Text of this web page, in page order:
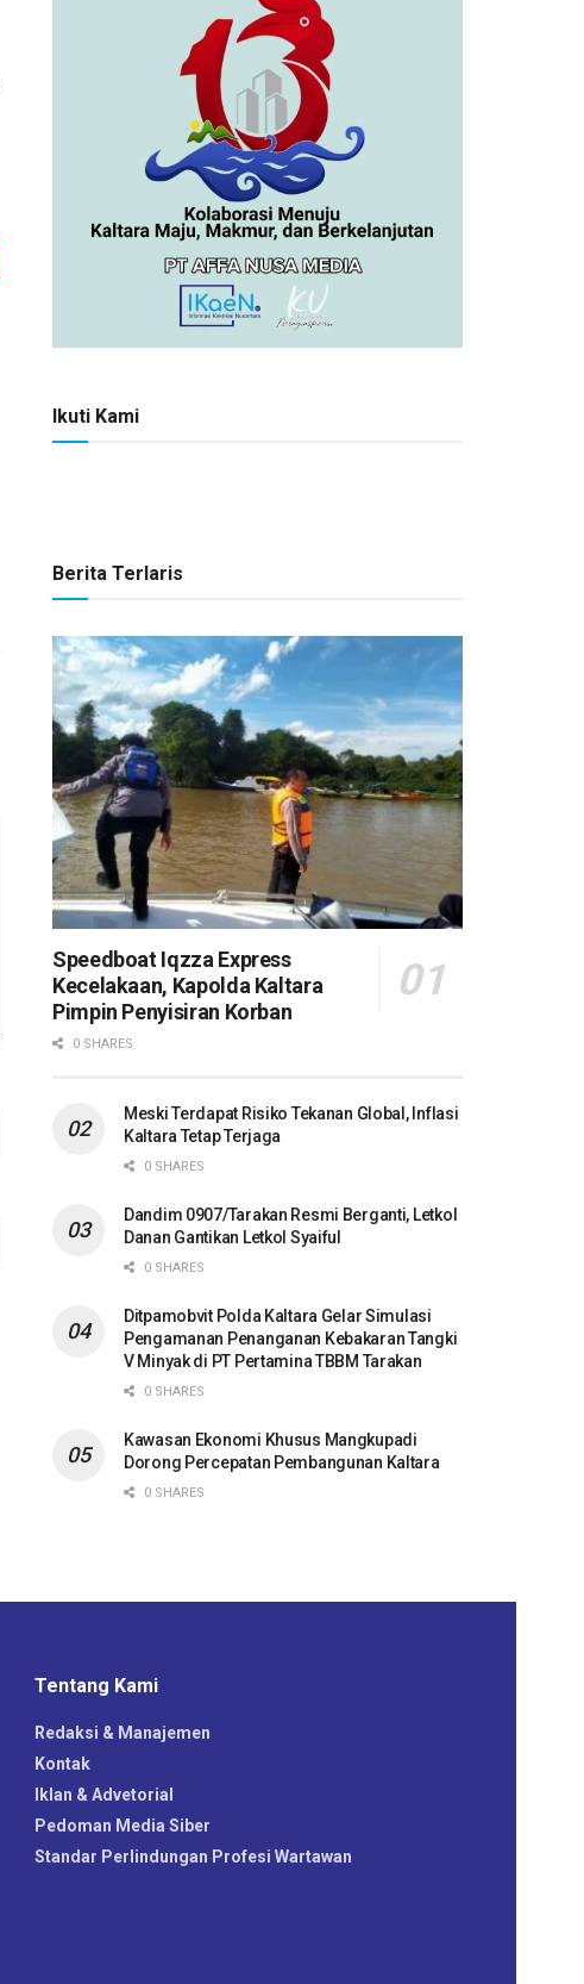
Ikuti Kami
Berita Terlaris
Speedboat Iqzza Express
Kecelakaan, Kapolda Kaltara
Pimpin Penyisiran Korban
0 SHARES
Meski Terdapat Risiko Tekanan Global, Inflasi
Kaltara Tetap Terjaga
0 SHARES
Dandim 0907/Tarakan Resmi Berganti, Letkol
Danan Gantikan Letkol Syaiful
0 SHARES
Ditpamobvit Polda Kaltara Gelar Simulasi
Pengamanan Penanganan Kebakaran Tangki
V Minyak di PT Pertamina TBBM Tarakan
0 SHARES
Kawasan Ekonomi Khusus Mangkupadi
Dorong Percepatan Pembangunan Kaltara
0 SHARES
Tentang Kami
Redaksi & Manajemen
Kontak
Iklan & Advetorial
Pedoman Media Siber
Standar Perlindungan Profesi Wartawan